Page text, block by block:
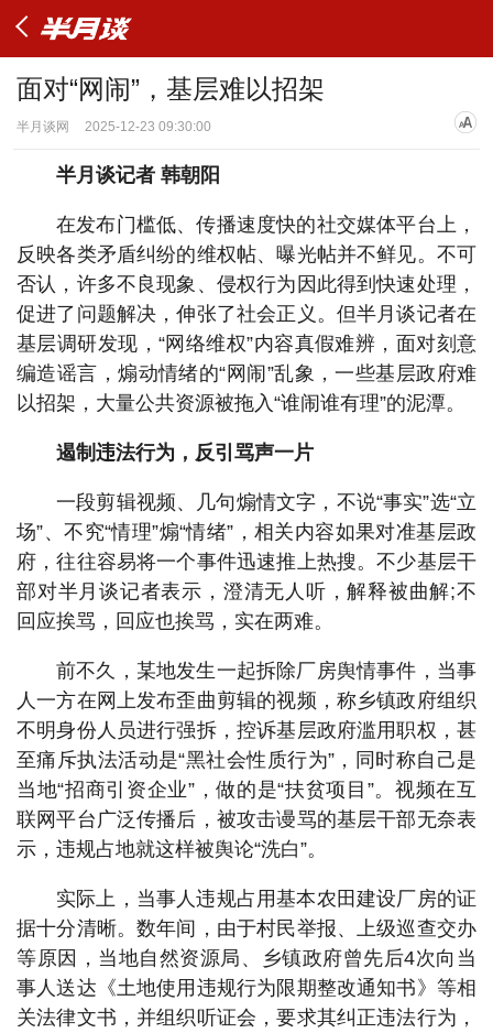
面对“网闹”，基层难以招架
半月谈网 2025-12-23 09:30:00
半月谈记者 韩朝阳
在发布门槛低、传播速度快的社交媒体平台上，
反映各类矛盾纠纷的维权帖、曝光帖并不鲜见。不可
否认，许多不良现象、侵权行为因此得到快速处理，
促进了问题解决，伸张了社会正义。但半月谈记者在
基层调研发现，“网络维权”内容真假难辨，面对刻意
编造谣言，煽动情绪的“网闹”乱象，一些基层政府难
以招架，大量公共资源被拖入“谁闹谁有理”的泥潭。
遏制违法行为，反引骂声一片
一段剪辑视频、几句煽情文字，不说“事实”选“立
场”、不究“情理”煽“情绪”，相关内容如果对准基层政
府，往往容易将一个事件迅速推上热搜。不少基层干
部对半月谈记者表示，澄清无人听，解释被曲解;不
回应挨骂，回应也挨骂，实在两难。
前不久，某地发生一起拆除厂房舆情事件，当事
人一方在网上发布歪曲剪辑的视频，称乡镇政府组织
不明身份人员进行强拆，控诉基层政府滥用职权，甚
至痛斥执法活动是“黑社会性质行为”，同时称自己是
当地“招商引资企业”，做的是“扶贫项目”。视频在互
联网平台广泛传播后，被攻击谩骂的基层干部无奈表
示，违规占地就这样被舆论“洗白”。
实际上，当事人违规占用基本农田建设厂房的证
据十分清晰。数年间，由于村民举报、上级巡查交办
等原因，当地自然资源局、乡镇政府曾先后4次向当
事人送达《土地使用违规行为限期整改通知书》等相
关法律文书，并组织听证会，要求其纠正违法行为，